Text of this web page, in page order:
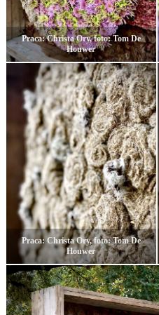
Praca: Christa Ory, foto: Tom De
Houwer
Praca: Christa Ory, foto: Tom De
Houwer